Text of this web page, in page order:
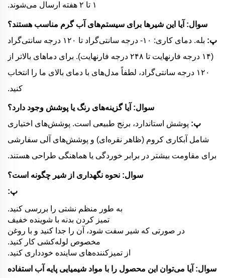
۱ تا ۲ هفته ارسال می‌شوند.
سوال: آیا این شیرها برای سیستم‌های آب گرم مناسب هستند؟
پ:
بله. دمای کاری: ۱۰- درجه سانتی‌گراد تا ۱۲۰ درجه سانتی‌گراد
(۱۴ درجه فارنهایت تا ۲۴۸ درجه فارنهایت). برای دماهای بالاتر از
۱۲۰ درجه سانتی‌گراد، لطفاً مدل‌های با دمای بالای ما را انتخاب
کنید.
سوال: آیا گزینه‌های رنگ یا پوشش وجود دارد؟
پ: پوشش استاندارد، برنج طبیعی است. پوشش‌های اختیاری
شامل آبکاری کروم (ظاهر نقره‌ای) و پوشش‌های آلی سفارشی
برای مقاومت بیشتر در برابر خوردگی یا هماهنگی طراحی هستند.
سوال: نحوه نگهداری از شیر چگونه است؟
پ:
به طور منظم نشتی را بررسی کنید.
تمیز کردن بدنه با شوینده خفیف
در صورتی که شیر سفت شود، آن را جدا کنید و با روغن
مخصوص لوله‌کشی کار کنید.
از تمیزکننده‌های ساینده خودداری کنید.
سوال: آیا می‌توان این محصول را با مواد شیمیایی پایه آب استفاده